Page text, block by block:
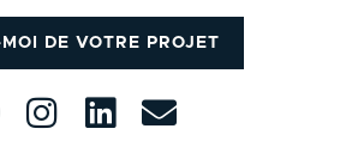
MOI DE VOTRE PROJET